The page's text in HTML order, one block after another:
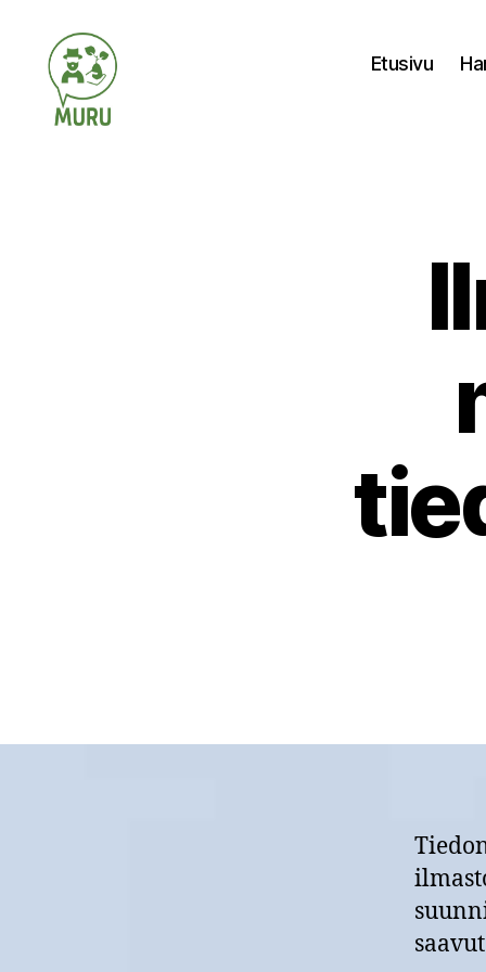
Etusivu